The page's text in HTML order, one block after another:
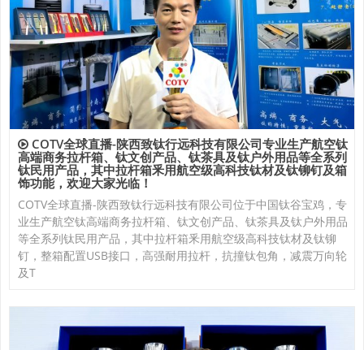
COTV全球直播-陕西致钛行远科技有限公司专业生产航空钛
高端商务拉杆箱、钛文创产品、钛茶具及钛户外用品等全系列
钛民用产品，其中拉杆箱釆用航空级高科技钛材及钛铆钉及箱
饰功能，欢迎大家光临！
COTV全球直播-陕西致钛行远科技有限公司位于中国钛谷宝鸡，专
业生产航空钛高端商务拉杆箱、钛文创产品、钛茶具及钛户外用品
等全系列钛民用产品，其中拉杆箱釆用航空级高科技钛材及钛铆
钉，整箱配置USB接口，高强耐用拉杆，抗撞钛包角，减震万向轮
及T